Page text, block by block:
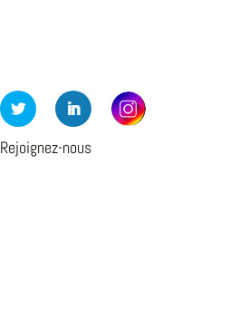
Rejoignez-nous